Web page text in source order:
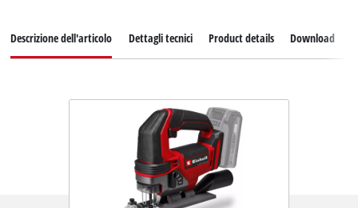
Descrizione dell'articolo Dettagli tecnici Product details Download